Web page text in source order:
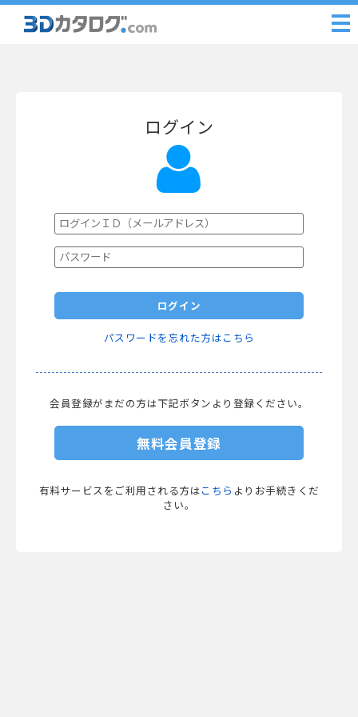
ログイン
ログイン
パスワードを忘れた方はこちら
会員登録がまだの方は下記ボタンより登録ください。
無料会員登録
有料サービスをご利用される方は こちら よりお手続きくだ
さい。